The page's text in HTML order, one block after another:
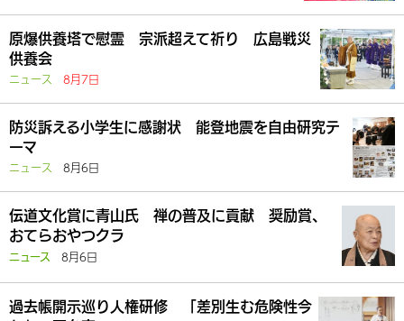
原爆供養塔で慰霊 宗派超えて祈り 広島戦災
供養会
ニュース 8月7日
防災訴える小学生に感謝状 能登地震を自由研究テ
ーマ
ニュース 8月6日
伝道文化賞に青山氏 禅の普及に貢献 奨励賞、
おてらおやつクラ
ニュース 8月6日
過去帳開示巡り人権研修 「差別生む危険性今